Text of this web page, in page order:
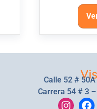
Calle 52 #
Carrera 54 # 3